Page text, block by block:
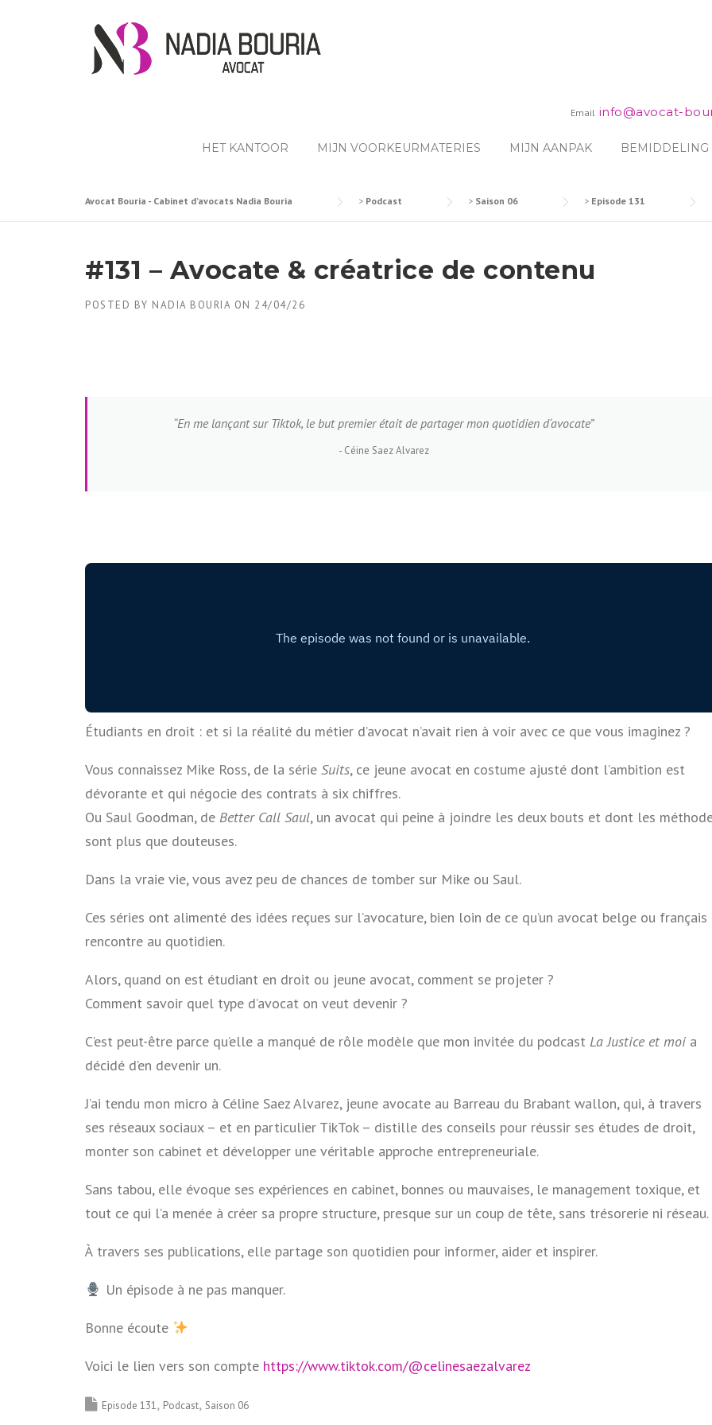
Email info@avocat-
HET KANTOOR MIJN VOORKEURMATERIES MIJN AANPAK BEMIDDELING
Avocat Bouria - Cabinet d’avocats Nadia Bouria > Podcast > Saison 06 > Episode 131
#131 – Avocate & créatrice de contenu
POSTED BY NADIA BOURIA ON 24/04/26
“En me lançant sur Tiktok, le but premier était de partager mon quotidien d‘avocate”
Céine Saez Alvarez
Étudiants en droit : et si la réalité du métier d’avocat n’avait rien à voir avec ce que vous imaginez ?
Vous connaissez Mike Ross, de la série Suits, ce jeune avocat en costume ajusté dont l’ambition est
dévorante et qui négocie des contrats à six chiffres.
Ou Saul Goodman, de Better Call Saul, un avocat qui peine à joindre les deux bouts et dont les
sont plus que douteuses.
Dans la vraie vie, vous avez peu de chances de tomber sur Mike ou Saul.
Ces séries ont alimenté des idées reçues sur l’avocature, bien loin de ce qu’un avocat belge ou français
rencontre au quotidien.
Alors, quand on est étudiant en droit ou jeune avocat, comment se projeter ?
Comment savoir quel type d’avocat on veut devenir ?
C’est peut-être parce qu’elle a manqué de rôle modèle que mon invitée du podcast La Justice et moi a
décidé d’en devenir un.
J’ai tendu mon micro à Céline Saez Alvarez, jeune avocate au Barreau du Brabant wallon, qui, à travers
ses réseaux sociaux – et en particulier TikTok – distille des conseils pour réussir ses études de droit,
monter son cabinet et développer une véritable approche entrepreneuriale.
Sans tabou, elle évoque ses expériences en cabinet, bonnes ou mauvaises, le management toxique, et
tout ce qui l’a menée à créer sa propre structure, presque sur un coup de tête, sans trésorerie ni réseau.
À travers ses publications, elle partage son quotidien pour informer, aider et inspirer.
Un épisode à ne pas manquer.
Bonne écoute
Voici le lien vers son compte https://www.tiktok.com/@celinesaezalvarez
Episode 131 Podcast Saison 06